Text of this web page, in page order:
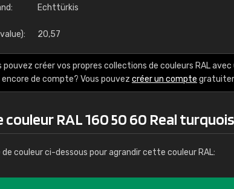
Echttürkis
20,57
pouvez créer vos propres collections de couleurs RAL
encore de compte? Vous pouvez créer un compte
couleur RAL 160 50 60 Real
couleur ci-dessous pour agrandir cette couleur RAL: